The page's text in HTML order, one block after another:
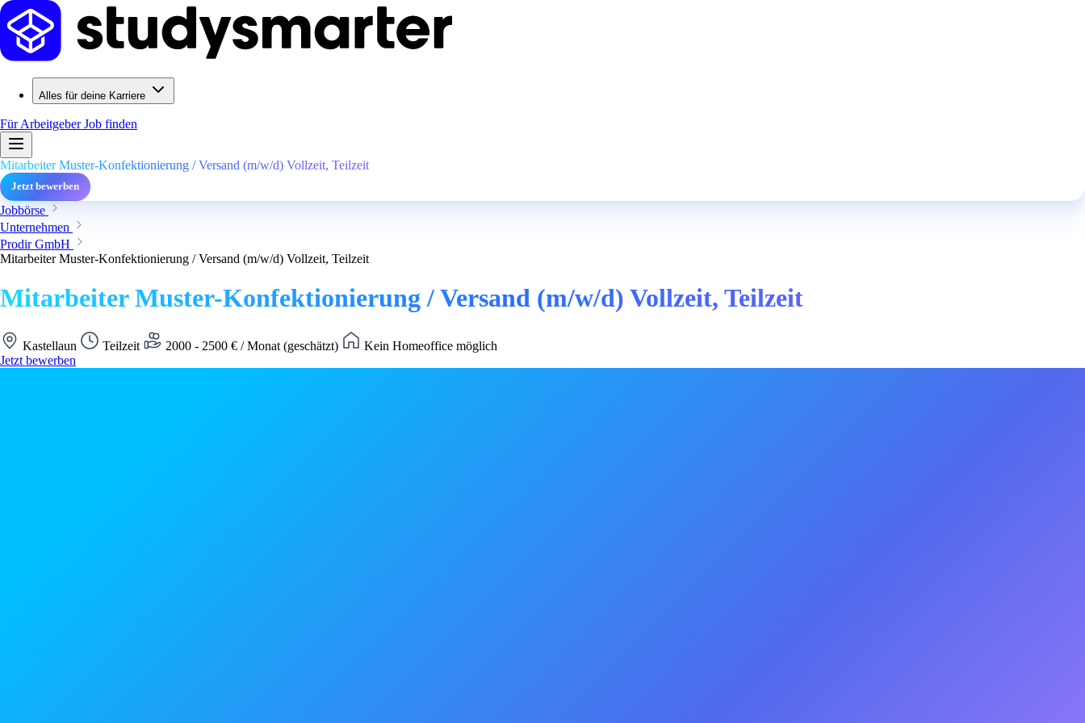
Alles für deine Karriere
Für ArbeitgeberJob finden
Mitarbeiter Muster-Konfektionierung / Versand (m/w/d) Vollzeit, Teilzeit
Jetzt bewerben
Jobbörse
Unternehmen
Prodir GmbH
Mitarbeiter Muster-Konfektionierung / Versand (m/w/d) Vollzeit, Teilzeit
Mitarbeiter Muster-Konfektionierung / Versand (m/w/d) Vollzeit, Teilzeit
Kastellaun Teilzeit 2000 - 2500 € / Monat (geschätzt)
Kein Homeoffice möglich
Jetzt bewerben